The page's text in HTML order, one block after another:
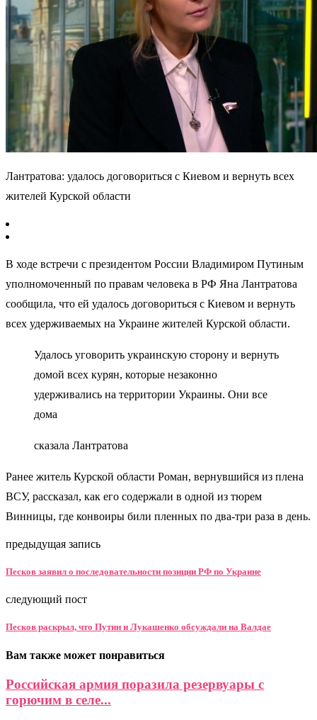
Лантратова: удалось договориться с Киевом и вернуть всех
жителей Курской области
В ходе встречи с президентом России Владимиром Путиным
уполномоченный по правам человека в РФ Яна Лантратова
сообщила, что ей удалось договориться с Киевом и вернуть
всех удерживаемых на Украине жителей Курской области.
Удалось уговорить украинскую сторону и вернуть
домой всех курян, которые незаконно
удерживались на территории Украины. Они все
дома
сказала Лантратова
Ранее житель Курской области Роман, вернувшийся из плена
ВСУ, рассказал, как его содержали в одной из тюрем
Винницы, где конвоиры били пленных по два-три раза в день.
предыдущая запись
Песков заявил о последовательности позиции РФ по Украине
следующий пост
Песков раскрыл, что Путин и Лукашенко обсуждали на Валдае
Вам также может понравиться
Российская армия поразила резервуары с
горючим в селе...